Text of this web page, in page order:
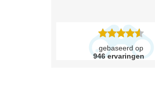
gebaseerd op
946 ervaringen